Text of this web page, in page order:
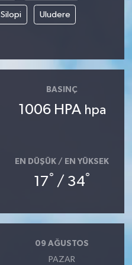
Silopi Uludere
BASINÇ
1006 HPA hpa
EN DÜŞÜK / EN YÜKSEK
17° / 34°
09 AĞUSTOS
PAZAR